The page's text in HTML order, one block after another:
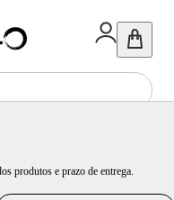
produtos e prazo de entrega.